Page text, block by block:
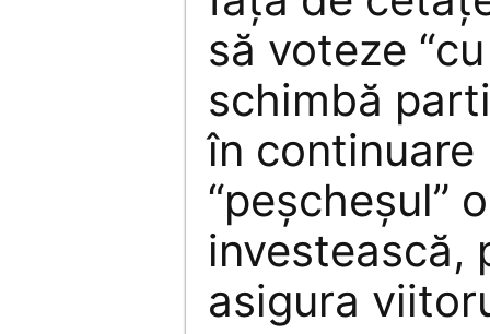
să voteze
schimbă
în continuare
“peşcheşul”
investească,
asigura